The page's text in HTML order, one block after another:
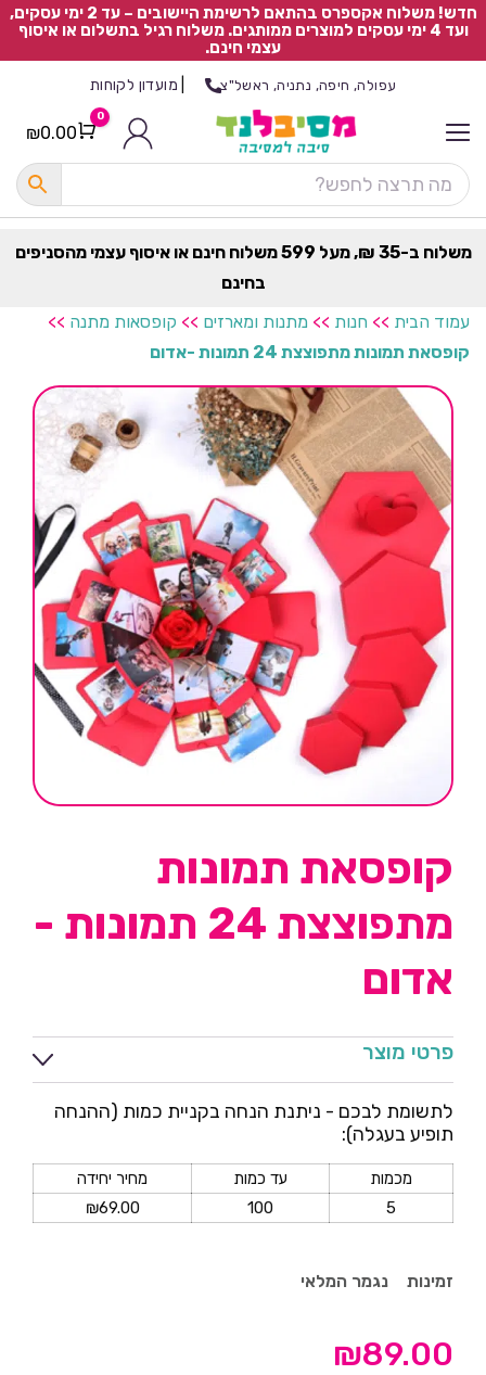
חדש! משלוח אקספרס בהתאם לרשימת היישובים – עד 2 ימי עסקים,
ועד 4 ימי עסקים למוצרים ממותגים. משלוח רגיל בתשלום או איסוף
עצמי חינם.
עפולה, חיפה, נתניה, ראשל"צ מועדון לקוחות
Cart
0
₪0.00
משלוח ב-35 ₪, מעל 599 משלוח חינם או איסוף עצמי מהסניפים
בחינם
עמוד הבית >> חנות >> מתנות ומארזים >> קופסאות מתנה >>
קופסאת תמונות מתפוצצת 24 תמונות -אדום
קופסאת תמונות
מתפוצצת 24 תמונות -
אדום
פרטי מוצר
לתשומת לבכם - ניתנת הנחה בקניית כמות (ההנחה
תופיע בעגלה):
מכמות עד כמות
מחיר יחידה
5
100
₪69.00
זמינות נגמר המלאי
₪89.00